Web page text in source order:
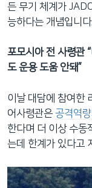
든 무기 체계가
능하다는 개념입니다.
포모시아 전 사령관
도 운용 도움 안돼”
이날 대담에 참여한
어사령관은 공격역
한다며 더 이상 수동
는데 한계가 있다고